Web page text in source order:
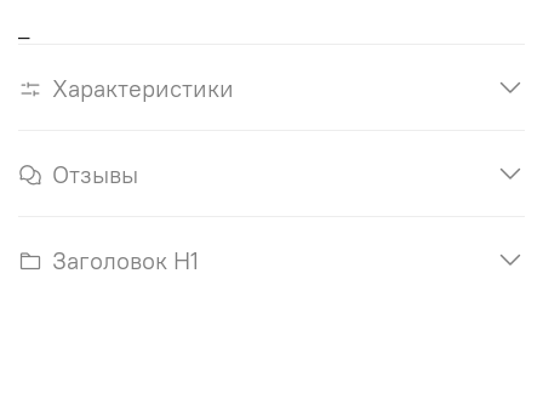
Характеристики
Отзывы
Заголовок H1